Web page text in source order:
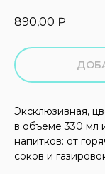
890,00 ₽
Эксклюзивная,
в объеме 330 мл
напитков: от
соков и